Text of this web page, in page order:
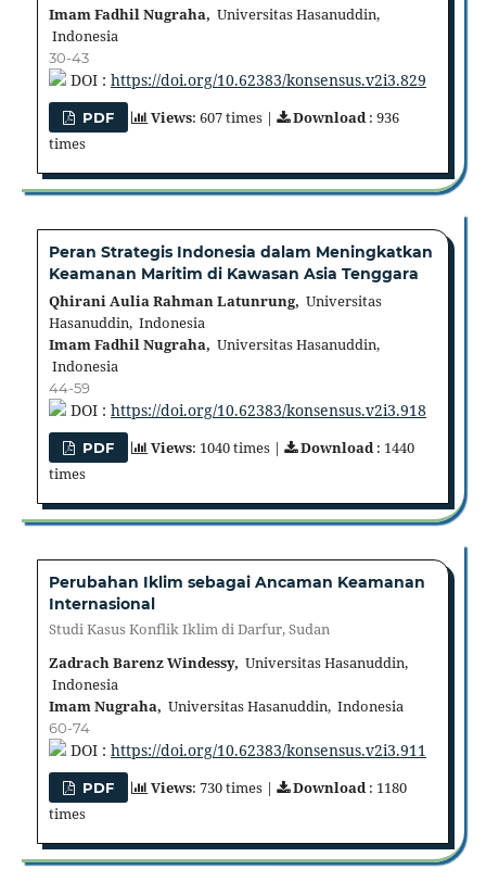
Imam Fadhil Nugraha, Universitas Hasanuddin,
Indonesia
30-43
DOI : https://doi.org/10.62383/konsensus.v2i3.829
PDF Views: 607 times | Download: 936
times
Peran Strategis Indonesia dalam Meningkatkan
Keamanan Maritim di Kawasan Asia Tenggara
Qhirani Aulia Rahman Latunrung, Universitas
Hasanuddin, Indonesia
Imam Fadhil Nugraha, Universitas Hasanuddin,
Indonesia
44-59
DOI : https://doi.org/10.62383/konsensus.v2i3.918
PDF Views: 1040 times | Download: 1440
times
Perubahan Iklim sebagai Ancaman Keamanan
Internasional
Studi Kasus Konflik Iklim di Darfur, Sudan
Zadrach Barenz Windessy, Universitas Hasanuddin,
Indonesia
Imam Nugraha, Universitas Hasanuddin, Indonesia
60-74
DOI : https://doi.org/10.62383/konsensus.v2i3.911
PDF Views: 730 times | Download: 1180
times